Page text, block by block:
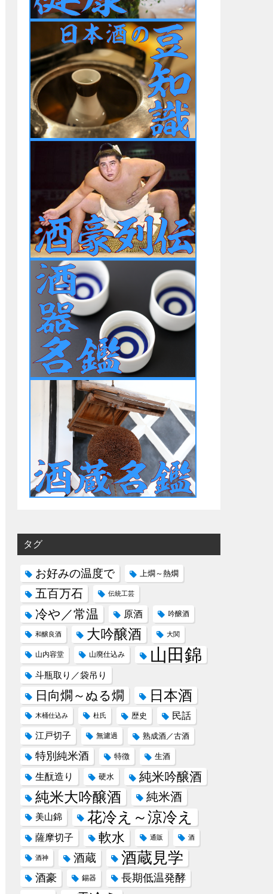
タグ
お好みの温度で 上燗～熱燗
五百万石 伝統工芸
冷や／常温 原酒 吟醸酒
和醸良酒 大吟醸酒 大関
山内容堂 山廃仕込み 山田錦
斗瓶取り／袋吊り
日向燗～ぬる燗 日本酒
木桶仕込み 杜氏 歴史 民話
江戸切子 無濾過 熟成酒／古酒
特別純米酒 特徴 生酒
生酛造り 硬水 純米吟醸酒
純米大吟醸酒 純米酒
美山錦 花冷え～涼冷え
薩摩切子 軟水 通販 酒
酒神 酒蔵 酒蔵見学
酒豪 錫器 長期低温発酵